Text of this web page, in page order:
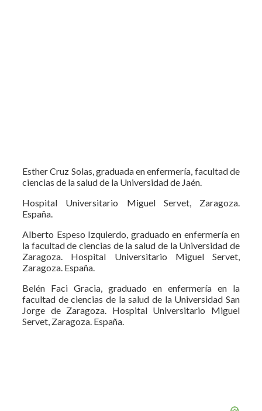
Esther Cruz Solas, graduada en enfermería, facultad de
ciencias de la salud de la Universidad de Jaén.
Hospital Universitario Miguel Servet, Zaragoza.
España.
Alberto Espeso Izquierdo, graduado en enfermería en
la facultad de ciencias de la salud de la Universidad de
Zaragoza. Hospital Universitario Miguel Servet,
Zaragoza. España.
Belén Faci Gracia, graduado en enfermería en la
facultad de ciencias de la salud de la Universidad San
Jorge de Zaragoza. Hospital Universitario Miguel
Servet, Zaragoza. España.